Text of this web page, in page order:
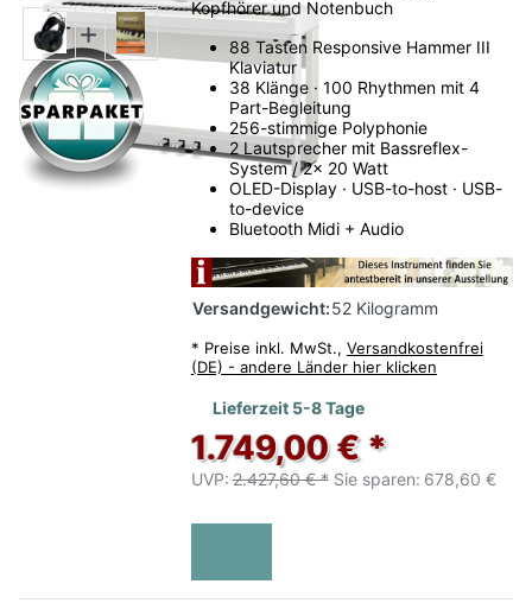
Kopfhörer und Notenbuch
88 Tasten Responsive Hammer III
Klaviatur
38 Klänge · 100 Rhythmen mit 4
Part-Begleitung
256-stimmige Polyphonie
2 Lautsprecher mit Bassreflex-
System / 2x 20 Watt
OLED-Display · USB-to-host · USB-
to-device
Bluetooth Midi + Audio
Versandgewicht:52 Kilogramm
* Preise inkl. MwSt., Versandkostenfrei
(DE) - andere Länder hier klicken
Lieferzeit 5-8 Tage
1.749,00 € *
UVP: 2.427,60 € * Sie sparen: 678,60 €